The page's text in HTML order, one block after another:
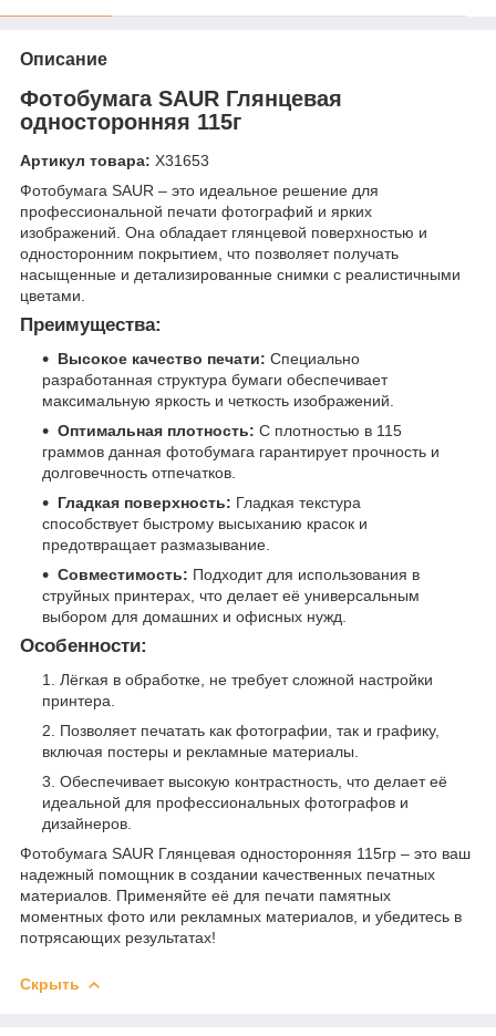
Описание
Фотобумага SAUR Глянцевая
односторонняя 115г
Артикул товара: X31653
Фотобумага SAUR – это идеальное решение для
профессиональной печати фотографий и ярких
изображений. Она обладает глянцевой поверхностью и
односторонним покрытием, что позволяет получать
насыщенные и детализированные снимки с реалистичными
цветами.
Преимущества:
Высокое качество печати: Специально
разработанная структура бумаги обеспечивает
максимальную яркость и четкость изображений.
Оптимальная плотность: С плотностью в 115
граммов данная фотобумага гарантирует прочность и
долговечность отпечатков.
Гладкая поверхность: Гладкая текстура
способствует быстрому высыханию красок и
предотвращает размазывание.
Совместимость: Подходит для использования в
струйных принтерах, что делает её универсальным
выбором для домашних и офисных нужд.
Особенности:
Лёгкая в обработке, не требует сложной настройки
принтера.
Позволяет печатать как фотографии, так и графику,
включая постеры и рекламные материалы.
Обеспечивает высокую контрастность, что делает её
идеальной для профессиональных фотографов и
дизайнеров.
Фотобумага SAUR Глянцевая односторонняя 115гр – это ваш
надежный помощник в создании качественных печатных
материалов. Применяйте её для печати памятных
моментных фото или рекламных материалов, и убедитесь в
потрясающих результатах!
Скрыть